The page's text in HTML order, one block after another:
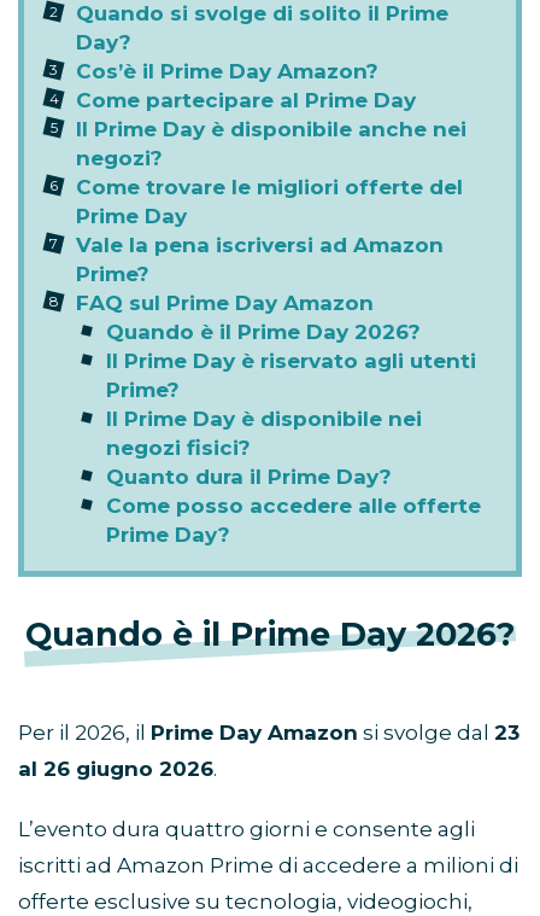
Quando si svolge di solito il Prime
Day?
Cos’è il Prime Day Amazon?
Come partecipare al Prime Day
Il Prime Day è disponibile anche nei
negozi?
Come trovare le migliori offerte del
Prime Day
Vale la pena iscriversi ad Amazon
Prime?
FAQ sul Prime Day Amazon
Quando è il Prime Day 2026?
Il Prime Day è riservato agli utenti
Prime?
Il Prime Day è disponibile nei
negozi fisici?
Quanto dura il Prime Day?
Come posso accedere alle offerte
Prime Day?
Quando è il Prime Day 2026?
Per il 2026, il Prime Day Amazon si svolge dal 23
al 26 giugno 2026.
L’evento dura quattro giorni e consente agli
iscritti ad Amazon Prime di accedere a milioni di
offerte esclusive su tecnologia, videogiochi,